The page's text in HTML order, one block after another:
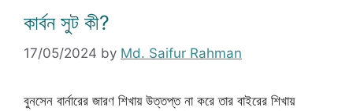
কার্বন সুট কী?
17/05/2024 by Md. Saifur Rahman
বুনসেন বার্নারের জারণ শিখায় উত্তপ্ত না করে তার বাইরের শিখায়